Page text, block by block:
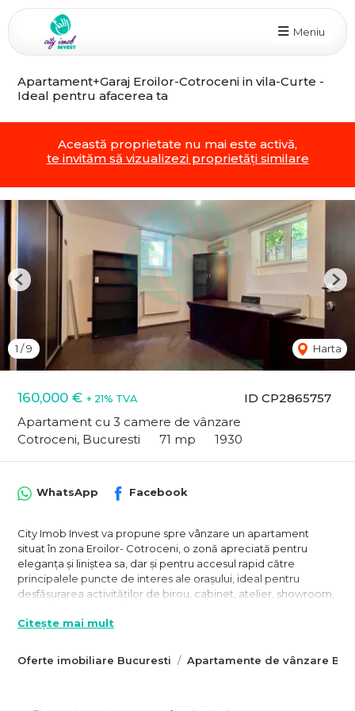
Meniu
Apartament+Garaj Eroilor-Cotroceni in vila-Curte -
Ideal pentru afacerea ta
Această proprietate nu mai este activă,
te invităm să vizualizezi proprietăți similare
ID CP2865757
160,000 € + 21% TVA
Apartament cu 3 camere de vânzare
Cotroceni, Bucuresti
71 mp 1930
1 /9 Harta
Previous
Oferte imobiliare Bucuresti Apartamente de vânzare
WhatsApp Facebook
City Imob Invest va propune spre vânzare un apartament
situat în zona Eroilor- Cotroceni, o zonă apreciată pentru
eleganța și liniștea sa, dar și pentru accesul rapid către
principalele puncte de interes ale orașului, ideal pentru
desfășurarea activităților de birou, cabinet, atelier, showroom,
impresionează prin arhitectura neoromânească caracteristică
Citește mai mult